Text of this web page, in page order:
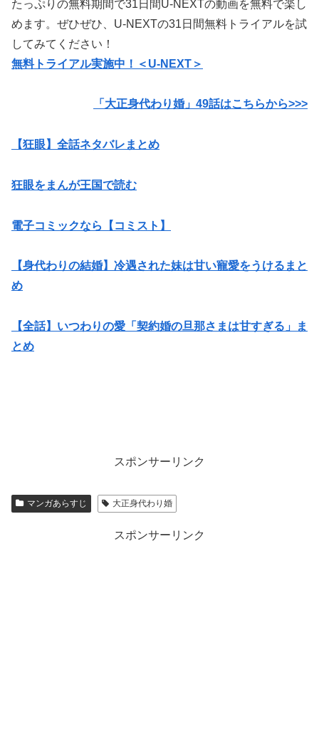
たっぷりの無料期間で31日間U-NEXTの動画を無料で楽し
めます。ぜひぜひ、U-NEXTの31日間無料トライアルを試
してみてください！
無料トライアル実施中！＜U-NEXT＞
「大正身代わり婚」49話はこちらから>>>
【狂眼】全話ネタバレまとめ
狂眼をまんが王国で読む
電子コミックなら【コミスト】
【身代わりの結婚】冷遇された妹は甘い寵愛をうけるまと
め
【全話】いつわりの愛「契約婚の旦那さまは甘すぎる」ま
とめ
スポンサーリンク
マンガあらすじ 大正身代わり婚
スポンサーリンク